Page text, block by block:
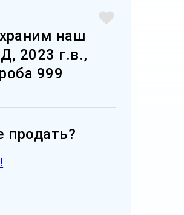
наш
2023 г.в.,
999
продать?